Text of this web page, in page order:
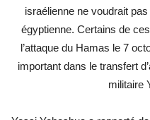
israélienne ne voudrait
égyptienne. Certains de
l’attaque du Hamas le 7
important dans le transfert
militaire